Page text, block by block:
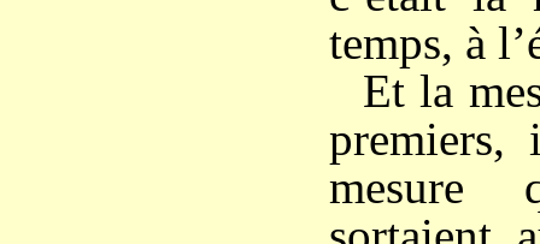
temps, à
Et la
mesure